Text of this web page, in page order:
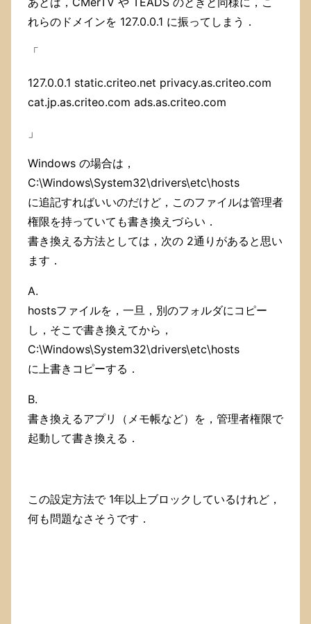
モ
書
き
ま
れらのドメインを 127.0.0.1 に振ってしまう．
「
127.0.0.1 static.criteo.net privacy.as.criteo.com
cat.jp.as.criteo.com ads.as.criteo.com
」
Windows の場合は，
C:\Windows\System32\drivers\etc\hosts
に追記すればいいのだけど，このファイルは管理者
権限を持っていても書き換えづらい．
書き換える方法としては，次の 2通りがあると思い
ます．
A.
hostsファイルを，一旦，別のフォルダにコピー
し，そこで書き換えてから，
C:\Windows\System32\drivers\etc\hosts
に上書きコピーする．
B.
書き換えるアプリ（メモ帳など）を，管理者権限で
起動して書き換える．
この設定方法で 1年以上ブロックしているけれど，
何も問題なさそうです．